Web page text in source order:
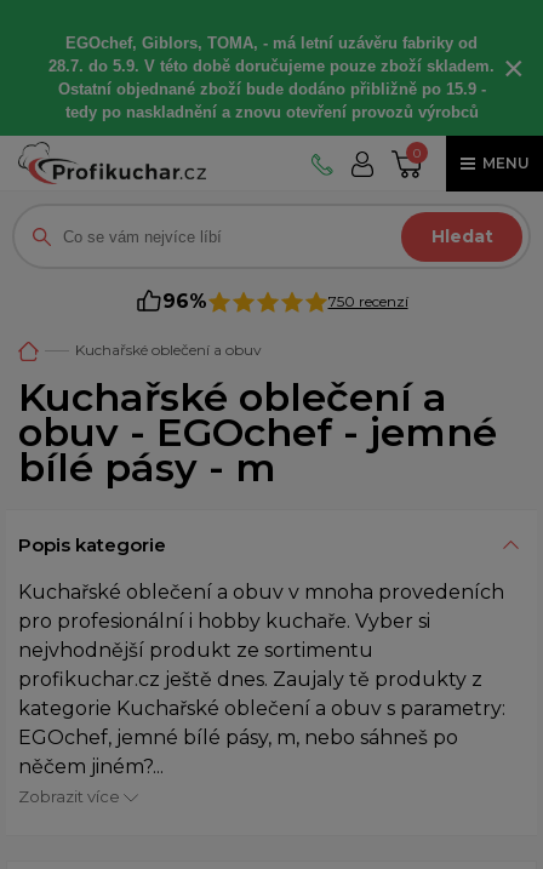
EGOchef, Giblors, TOMA, - má letní uzávěru fabriky od
28.7. do 5.9. V této době doručujeme pouze zboží skladem.
Ostatní objednané zboží bude dodáno přibližně po 15.9 -
tedy po naskladnění a znovu otevření provozů výrobců
×
0
MENU
Hledat
96% 750 recenzí
Kuchařské oblečení a obuv
Kuchařské oblečení a
obuv - EGOchef - jemné
bílé pásy - m
Popis kategorie
Kuchařské oblečení a obuv v mnoha provedeních
pro profesionální i hobby kuchaře. Vyber si
nejvhodnější produkt ze sortimentu
profikuchar.cz ještě dnes. Zaujaly tě produkty z
kategorie Kuchařské oblečení a obuv s parametry:
EGOchef, jemné bílé pásy, m, nebo sáhneš po
něčem jiném?...
Zobrazit více